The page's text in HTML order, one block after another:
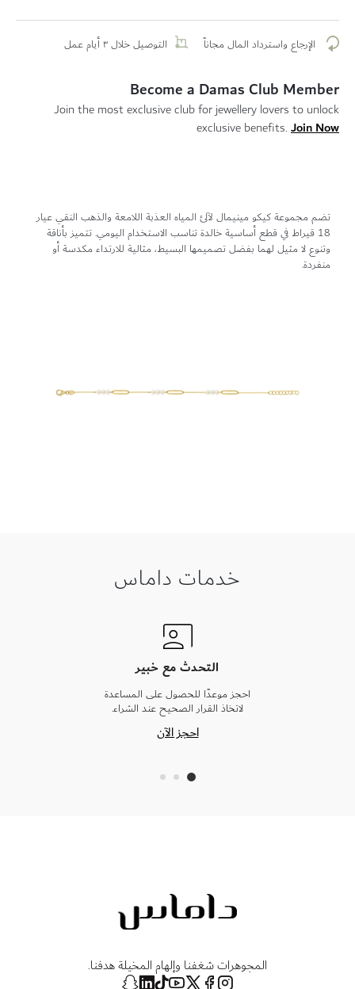
الإرجاع واسترداد المال مجاناً التوصيل خلال ٣ أيام عمل
Become a Damas Club Member
Join the most exclusive club for jewellery lovers to unlock
exclusive benefits. Join Now
تضم مجموعة كيكو مينيمال لآلئ المياه العذبة اللامعة والذهب النقي عيار
18 قيراط في قطع أساسية خالدة تناسب الاستخدام اليومي. تتميز بأناقة
وتنوع لا مثيل لهما بفضل تصميمها البسيط، مثالية للارتداء مكدسة أو
منفردة.
خدمات داماس
التحدث مع خبير
احجز موعدًا للحصول على المساعدة
لاتخاذ القرار الصحيح عند الشراء.
احجز الآن
المجوهرات شغفنا وإلهام المخيلة هدفنا.